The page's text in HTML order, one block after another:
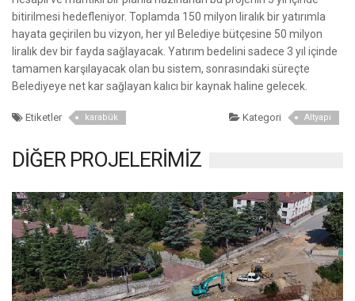
bitirilmesi hedefleniyor. Toplamda 150 milyon liralık bir yatırımla
hayata geçirilen bu vizyon, her yıl Belediye bütçesine 50 milyon
liralık dev bir fayda sağlayacak. Yatırım bedelini sadece 3 yıl içinde
tamamen karşılayacak olan bu sistem, sonrasındaki süreçte
Belediyeye net kar sağlayan kalıcı bir kaynak haline gelecek.
Etiketler karabük Kategori Altyapı
DİĞER PROJELERİMİZ